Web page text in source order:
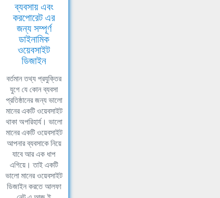
ব্যবসায় এবং
করপোরেট এর
জন্য সম্পূর্ণ
ডাইনামিক
ওয়েবসাইট
ডিজাইন
বর্তমান তথ্য প্রযুক্তির
যুগে যে কোন ব্যবসা
প্রতিষ্ঠানের জন্য ভালো
মানের একটি ওয়েবসাইট
থাকা অপরিহার্য। ভালো
মানের একটি ওয়েবসাইট
আপনার ব্যবসাকে নিয়ে
যাবে আর এক ধাপ
এগিয়ে। তাই একটি
ভালো মানের ওয়েবসাইট
ডিজাইন করতে আলফা